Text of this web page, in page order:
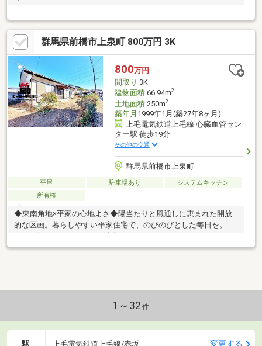
群馬県前橋市上泉町 800万円 3K
800万円
間取り 3K
建物面積66.94m2
土地面積250m2
築年月 1999年1月(築27年8ヶ月)
上毛電気鉄道上毛線 心臓血管セン
ター駅 徒歩19分
その他の交通
群馬県前橋市上泉町
平屋 駐車場あり
システムキッチン
所有権
◆東南角地×平家の心地よさ◆陽当たりと風通しに恵まれた開放
的な区画。暮らしやすい平家住宅で、のびのびとした毎日を。少
1～32 件
駅 上毛電気鉄道上毛線/赤坂 変更する